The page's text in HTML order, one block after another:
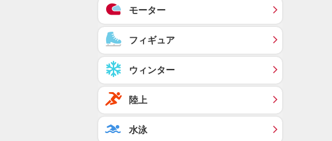
モーター
フィギュア
ウィンター
陸上
水泳